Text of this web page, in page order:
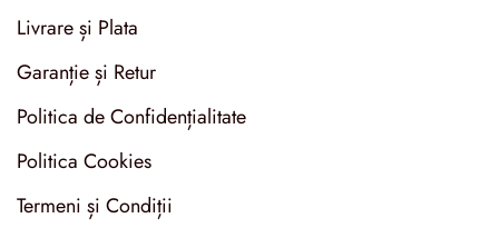
Livrare și Plata
Garanție și Retur
Politica de Confidențialitate
Politica Cookies
Termeni și Condiții